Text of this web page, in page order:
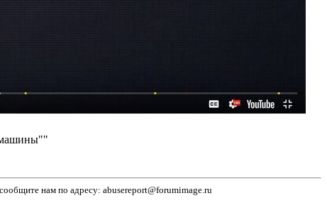
машины""
нам по адресу: abusereport@forumimage.ru